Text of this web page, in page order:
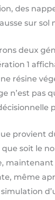
des
sur sol
deux
1
résine
n’est
provient
que soit le
même